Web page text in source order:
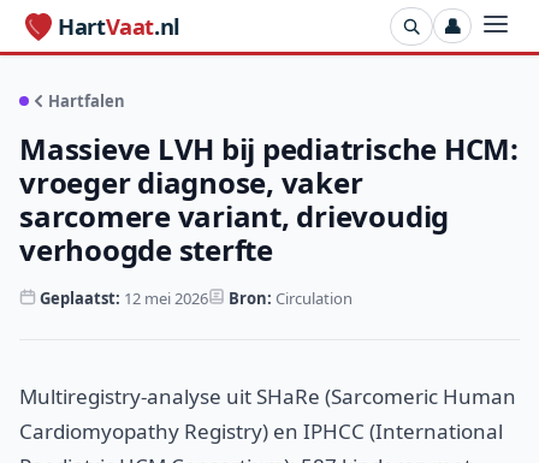
HartVaat.nl 👤
Hartfalen
Massieve LVH bij pediatrische HCM:
vroeger diagnose, vaker
sarcomere variant, drievoudig
verhoogde sterfte
Geplaatst: 12 mei 2026 Bron: Circulation
Multiregistry-analyse uit SHaRe (Sarcomeric Human
Cardiomyopathy Registry) en IPHCC (International